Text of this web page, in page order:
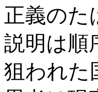
正義のた
説明は順
狙われた